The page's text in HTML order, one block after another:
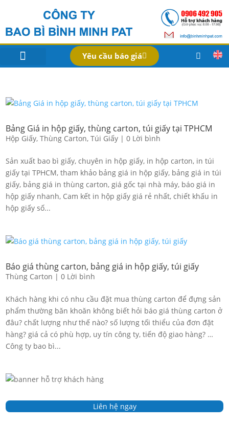
Yêu cầu báo giá
Bảng Giá in hộp giấy, thùng carton, túi giấy tại TPHCM
Hộp Giấy,Thùng Carton,Túi Giấy |0 Lời bình
Sản xuất bao bì giấy, chuyên in hộp giấy, in hộp carton, in túi
giấy tại TPHCM, tham khảo bảng giá in hộp giấy, bảng giá in túi
giấy, bảng giá in thùng carton, giá gốc tại nhà máy, báo giá in
hộp giấy nhanh, Cam kết in hộp giấy giá rẻ nhất, chiết khấu in
hộp giấy số...
Báo giá thùng carton, bảng giá in hộp giấy, túi giấy
Thùng Carton |0 Lời bình
Khách hàng khi có nhu cầu đặt mua thùng carton để đựng sản
phẩm thường băn khoăn không biết hỏi báo giá thùng carton ở
đâu? chất lượng như thế nào? số lượng tối thiểu của đơn đặt
hàng? giá cả có phù hợp, uy tín công ty, tiến độ giao hàng? …
Công ty bao bì...
Liên hệ ngay